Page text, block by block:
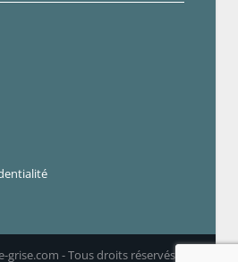
grise.com - Tous droits réservés -